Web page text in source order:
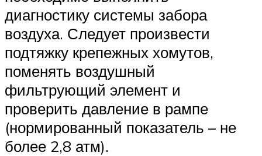
диагностику системы забора
воздуха. Следует произвести
подтяжку крепежных хомутов,
поменять воздушный
фильтрующий элемент и
проверить давление в рампе
(нормированный показатель – не
более 2,8 атм).